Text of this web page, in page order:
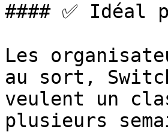
#### ✅ Idéal
Les
au sort,
veulent un
plusieurs